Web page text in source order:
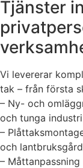
Tjänster
Vi levererar
tak – från första
– Ny- och
och tunga
–
och
–